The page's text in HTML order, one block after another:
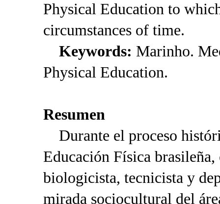
Physical Education to
circumstances of time.
Keywords: Marinho.
Physical Education.
Resumen
Durante el proceso
Educación Física
biologicista, tecnicista y
mirada sociocultural del